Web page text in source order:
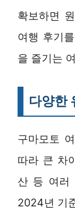
확보하면
여행 후기
을 즐기는
다양한
구마모토
따라 큰 차
산 등 여러
2024년 기